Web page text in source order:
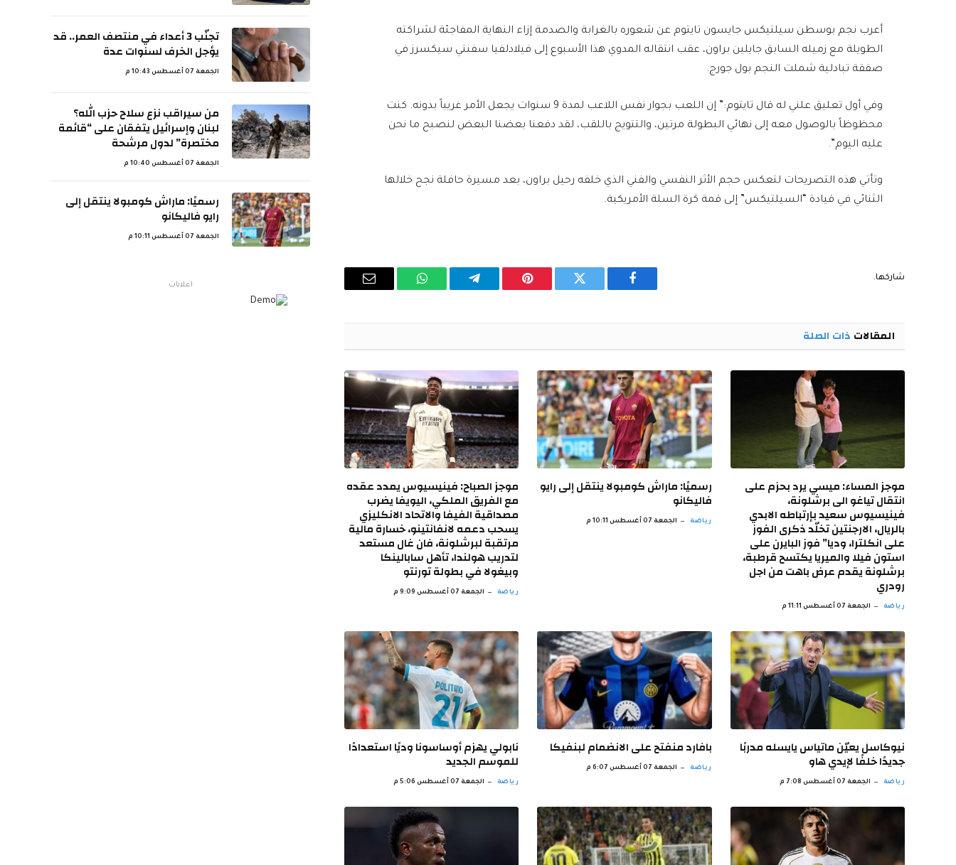
أعرب نجم ​بوسطن سيلتيكس​ ​جايسون تايتوم​ عن شعوره بالغرابة والصدمة إزاء النهاية المفاجئة لشراكته
الطويلة مع زميله السابق جايلين براون، عقب انتقاله المدوي هذا الأسبوع إلى فيلادلفيا سفنتي سيكسرز في
صفقة تبادلية شملت النجم بول جورج.
وفي أول تعليق علني له قال تايتوم:” إن اللعب بجوار نفس اللاعب لمدة 9 سنوات يجعل الأمر غريباً بدونه. كنت
محظوظاً بالوصول معه إلى نهائي البطولة مرتين، والتتويج باللقب، لقد دفعنا بعضنا البعض لنصبح ما نحن
عليه اليوم”.
وتأتي هذه التصريحات لتعكس حجم الأثر النفسي والفني الذي خلفه رحيل براون، بعد مسيرة حافلة نجح خلالها
الثنائي في قيادة “السيلتيكس” إلى قمة كرة السلة الأمريكية.
شاركها.
فيسبوك تويتر بينتيريستتيلقرام واتساب
البريد
المقالات ذات الصلة
موجز المساء: ميسي يرد بحزم على
انتقال تياغو الى برشلونة،
فينيسيوس سعيد بإرتباطه الابدي
بالريال، الارجنتين تخلّد ذكرى الفوز
على انكلترا، وديا” فوز البايرن على
استون فيلا والميريا يكتسح قرطبة،
برشلونة يقدم عرض باهت من اجل
رودري
رياضة الجمعة 07 أغسطس 11:11 م
رسميًا: ماراش كومبولا ينتقل إلى رايو
فاليكانو
رياضة الجمعة 07 أغسطس 10:11 م
موجز الصباح: فينيسيوس يمدد عقده
مع الفريق الملكي، اليويفا يضرب
مصداقية الفيفا والاتحاد الانكليزي
يسحب دعمه لانفانتينو، خسارة مالية
مرتقبة لبرشلونة، فان غال مستعد
لتدريب هولندا، تأهل سابالينكا
وبيغولا في بطولة تورنتو
رياضة الجمعة 07 أغسطس 9:09 م
نيوكاسل يعيّن ماتياس يايسله مدربًا
جديدًا خلفًا لإيدي هاو
رياضة الجمعة 07 أغسطس 7:08 م
بافارد منفتح على الانضمام لبنفيكا
رياضة الجمعة 07 أغسطس 6:07 م
نابولي يهزم أوساسونا وديًا استعدادًا
للموسم الجديد
رياضة الجمعة 07 أغسطس 5:06 م
تجنّب 3 أعداء في منتصف العمر.. قد
يؤجل الخرف لسنوات عدة
الجمعة 07 أغسطس 10:43 م
من سيراقب نزع سلاح حزب الله؟
لبنان وإسرائيل يتفقان على “قائمة
مختصرة” لدول مرشحة
الجمعة 07 أغسطس 10:40 م
رسميًا: ماراش كومبولا ينتقل إلى
رايو فاليكانو
الجمعة 07 أغسطس 10:11 م
اعلانات